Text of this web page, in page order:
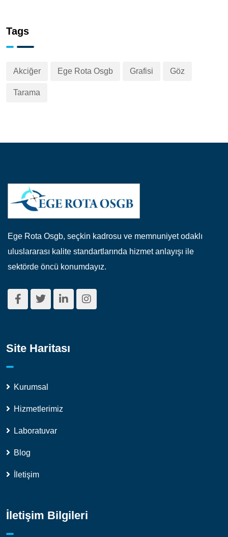
Tags
Akciğer Ege Rota Osgb Grafisi Göz
Tarama
Ege Rota Osgb, seçkin kadrosu ve memnuniyet odaklı
uluslararası kalite standartlarında hizmet anlayışı ile
sektörde öncü konumdayız.
Site Haritası
Kurumsal
Hizmetlerimiz
Laboratuvar
Blog
İletişim
İletişim Bilgileri